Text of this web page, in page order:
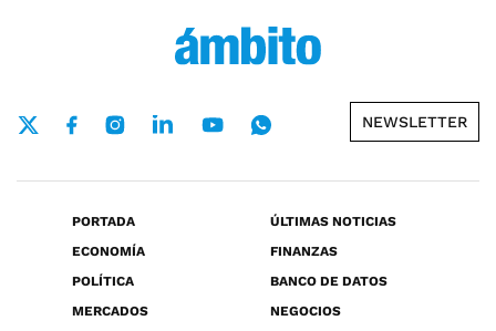
NEWSLETTER
PORTADA
ÚLTIMAS NOTICIAS
ECONOMÍA
FINANZAS
POLÍTICA
BANCO DE DATOS
MERCADOS
NEGOCIOS